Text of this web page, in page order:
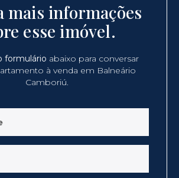
mais informações
esse imóvel.
formulário abaixo para conversar
à venda em Balneário
Camboriú.